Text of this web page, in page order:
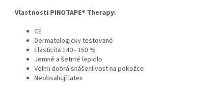
Vlastnosti PINOTAPE® Therapy:
CE
Dermatologicky testované
Elasticita 140 - 150 %
Jemné a šetrné lepidlo
Velmi dobrá snášenlivost na pokožce
Neobsahují latex